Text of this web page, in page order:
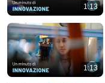
1:13
1:13